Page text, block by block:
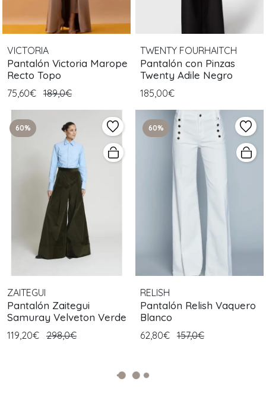
VICTORIA
Pantalón Victoria Marope
Recto Topo
75,60€ 189,0€
TWENTY FOURHAITCH
Pantalón con Pinzas
Twenty Adile Negro
185,00€
60%
ZAITEGUI
Pantalón Zaitegui
Samuray Velveton Verde
119,20€ 298,0€
60%
RELISH
Pantalón Relish Vaquero
Blanco
62,80€ 157,0€